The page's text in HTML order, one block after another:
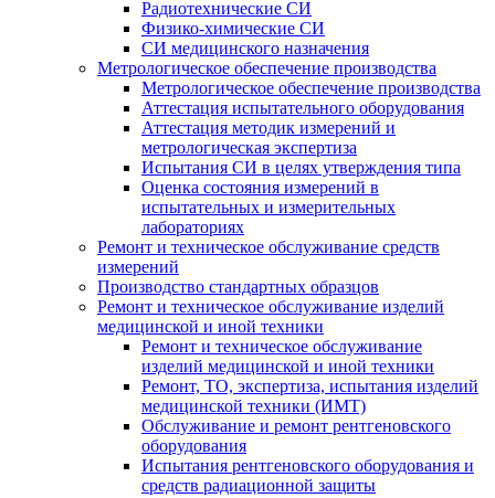
Радиотехнические СИ
Физико-химические СИ
СИ медицинского назначения
Метрологическое обеспечение производства
Метрологическое обеспечение производства
Аттестация испытательного оборудования
Аттестация методик измерений и
метрологическая экспертиза
Испытания СИ в целях утверждения типа
Оценка состояния измерений в
испытательных и измерительных
лабораториях
Ремонт и техническое обслуживание средств
измерений
Производство стандартных образцов
Ремонт и техническое обслуживание изделий
медицинской и иной техники
Ремонт и техническое обслуживание
изделий медицинской и иной техники
Ремонт, ТО, экспертиза, испытания изделий
медицинской техники (ИМТ)
Обслуживание и ремонт рентгеновского
оборудования
Испытания рентгеновского оборудования и
средств радиационной защиты